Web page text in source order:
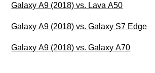
Galaxy A9 (2018) vs. Lava A50
Galaxy A9 (2018) vs. Galaxy S7 Edge
Galaxy A9 (2018) vs. Galaxy A70